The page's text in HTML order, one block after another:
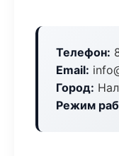
Телефон:
Email:
Город:
Режим